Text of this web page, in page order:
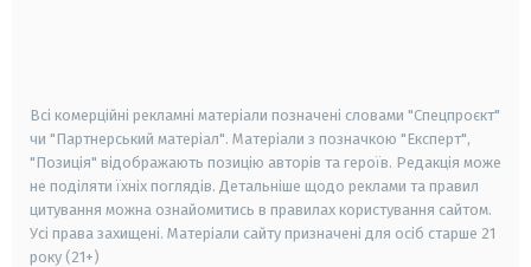
Всі комерційні рекламні матеріали позначені словами "Спецпроєкт"
чи "Партнерський матеріал". Матеріали з позначкою "Експерт",
"Позиція" відображають позицію авторів та героїв. Редакція може
не поділяти їхніх поглядів. Детальніше щодо реклами та правил
цитування можна ознайомитись в правилах користування сайтом.
Усі права захищені. Матеріали сайту призначені для осіб старше 21
року (21+)